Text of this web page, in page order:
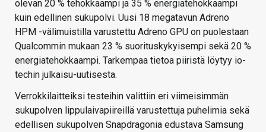
olevan 20 % tehokkaampi ja 35 % energiatehokkaampi
kuin edellinen sukupolvi. Uusi 18 megatavun Adreno
HPM -välimuistilla varustettu Adreno GPU on puolestaan
Qualcommin mukaan 23 % suorituskykyisempi sekä 20 %
energiatehokkaampi. Tarkempaa tietoa piiristä löytyy io-
techin julkaisu-uutisesta.
Verrokkilaitteiksi testeihin valittiin eri viimeisimmän
sukupolven lippulaivapiireillä varustettuja puhelimia sekä
edellisen sukupolven Snapdragonia edustava Samsung